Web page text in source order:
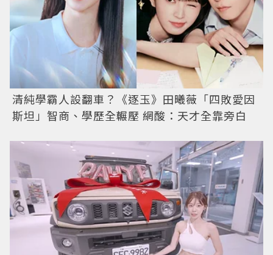
清純學霸人設翻車？《逐玉》田曦薇「四敗愛因
斯坦」智商、學歷全輾壓 網酸：天才全靠旁白